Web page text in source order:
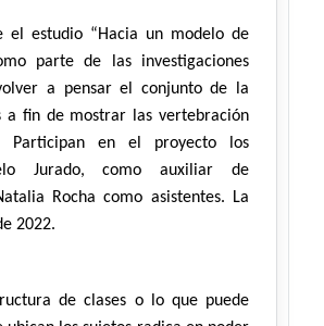
el estudio “Hacia un modelo de
parte de las investigaciones
a pensar el conjunto de la
a fin de mostrar las vertebración
Participan en el proyecto los
Jurado, como auxiliar de
Rocha como asistentes. La
2022.
de clases o lo que puede